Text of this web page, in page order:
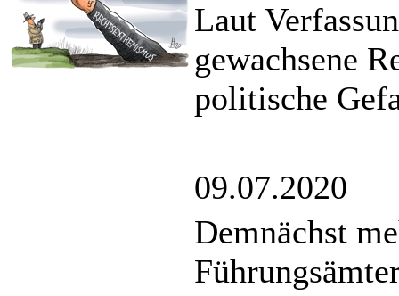
Laut
gewachsene
politische
09.07.2020
Demnächst